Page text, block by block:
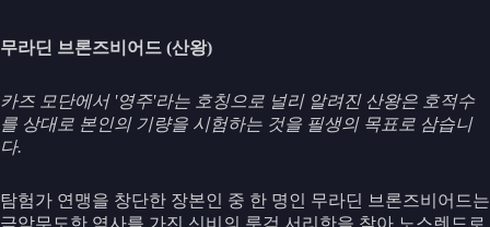
무라딘 브론즈비어드 (산왕)
카즈 모단에서 '영주'라는 호칭으로 널리 알려진 산왕은 호적수
를 상대로 본인의 기량을 시험하는 것을 필생의 목표로 삼습니
다.
탐험가 연맹을 창단한 장본인 중 한 명인 무라딘 브론즈비어드는
극악무도한 역사를 가진 신비의 룬검 서리한을 찾아 노스렌드로